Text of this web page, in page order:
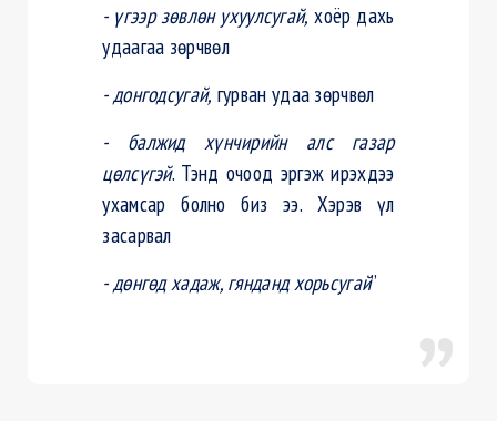
- үгээр зөвлөн ухуулсугай, хоёр дахь
удаагаа зөрчвөл
- донгодсугай, гурван удаа зөрчвөл
- балжид хүнчирийн алс газар
цөлсүгэй. Тэнд очоод эргэж ирэхдээ
ухамсар болно биз ээ. Хэрэв үл
засарвал
-дөнгөд хадаж, гянданд хорьсугай”